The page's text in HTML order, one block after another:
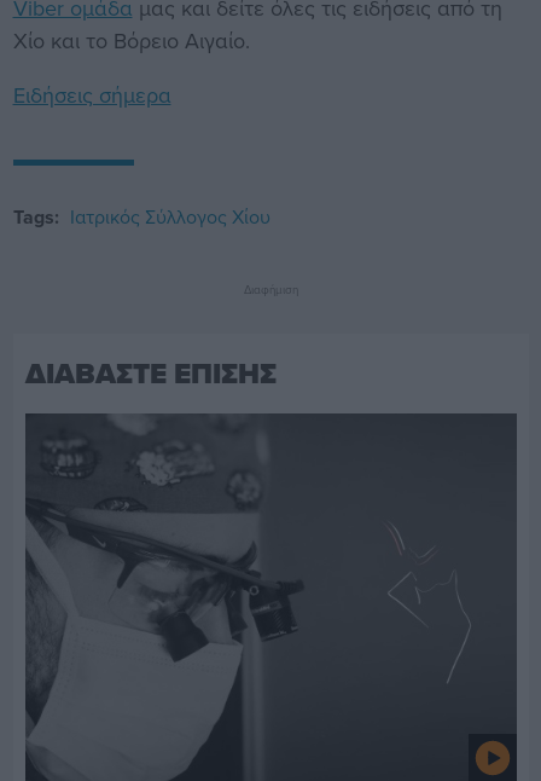
Viber ομάδα μας και δείτε όλες τις ειδήσεις από τη
Χίο και το Βόρειο Αιγαίο.
Ειδήσεις σήμερα
Tags: Ιατρικός Σύλλογος Χίου
Διαφήμιση
ΔΙΑΒΑΣΤΕ ΕΠΙΣΗΣ